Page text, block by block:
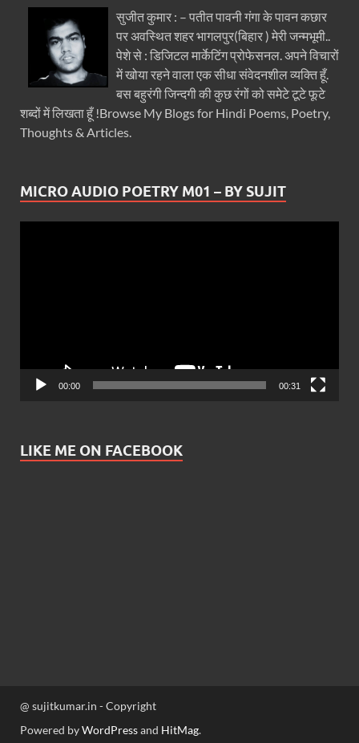
सुजीत कुमार : – पतीत पावनी गंगा के पावन कछार
पर अवस्थित शहर भागलपुर(बिहार ) मेरी जन्मभूमी..
पेशे से : डिजिटल मार्केटिंग प्रोफेसनल. अपने विचारों
में खोया रहने वाला एक सीधा संवेदनशील व्यक्ति हूँ.
बस बहुरंगी जिन्दगी की कुछ रंगों को समेटे टूटे फूटे
शब्दों में लिखता हूँ !Browse My Blogs for Hindi Poems, Poetry,
Thoughts & Articles.
MICRO AUDIO POETRY M01 – BY SUJIT
00:00 00:31
LIKE ME ON FACEBOOK
@ sujitkumar.in - Copyright
Powered byWordPressand HitMag.